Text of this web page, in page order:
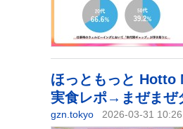
ほっともっと Hotto
実食レポ→まぜまぜ
gzn.tokyo 2026-03-31 10:26